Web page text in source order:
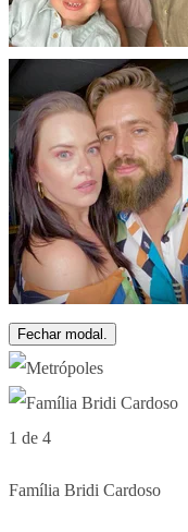
Fechar modal.
1 de 4
Família Bridi Cardoso